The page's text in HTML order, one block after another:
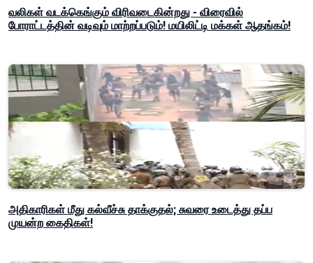
வலிகள் வடக்கெங்கும் விரிவடைகின்றது - விரைவில்
போராட்டத்தின் வடிவும் மாற்றப்படும்! மயிலிட்டி மக்கள் ஆதங்கம்!
அதிகாரிகள் மீது கல்வீச்சு தாக்குதல்; சுவரை உடைத்து தப்ப
முயன்ற கைதிகள்!